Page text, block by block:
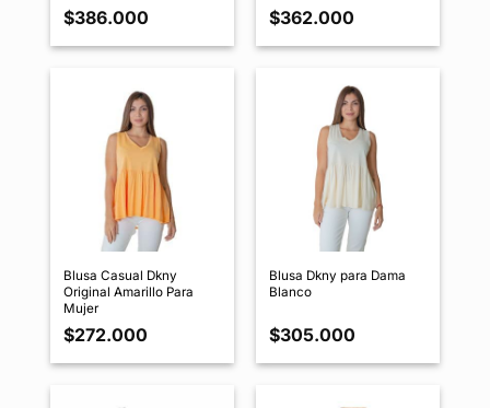
$386.000 $362.000
Blusa Casual Dkny
Original Amarillo Para
Mujer
$272.000
Blusa Dkny para Dama
Blanco
$305.000